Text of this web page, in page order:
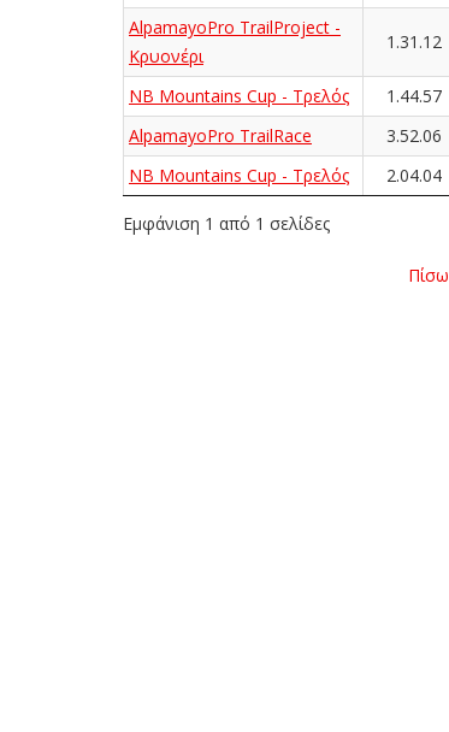
AlpamayoPro TrailProject -
Κρυονέρι
1.31.12
NB Mountains Cup - Τρελός 1.44.57
AlpamayoPro TrailRace
3.52.06
NB Mountains Cup - Τρελός
2.04.04
Εμφάνιση 1 από 1 σελίδες
Πίσω